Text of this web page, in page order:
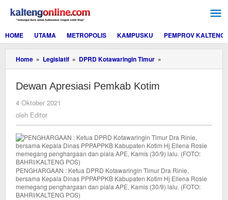
konten
HOME
UTAMA METROPOLIS KAMPUSKU PEMPROV KALTENG
Home » Legislatif » DPRD Kotawaringin Timur »
Apresiasi
Dewan Apresiasi Pemkab Kotim
4 Oktober 2021
oleh Editor
PENGHARGAAN : Ketua DPRD Kotawaringin Timur Dra Rinie,
bersama Kepala Dinas PPPAPPKB Kabupaten Kotim Hj Ellena Rosie
memegang penghargaan dan piala APE, Kamis (30/9) lalu. (FOTO:
BAHRI/KALTENG POS)